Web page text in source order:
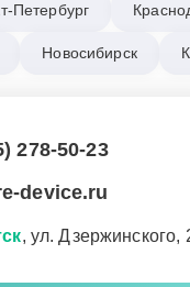
Петербург
Новосибирск
278-50-23
device.ru
, ул. Дзержинского,